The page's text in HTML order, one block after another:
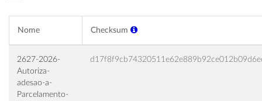
Nome Checksum
2627-2026-
Autoriza-
adesao-a-
Parcelamento-